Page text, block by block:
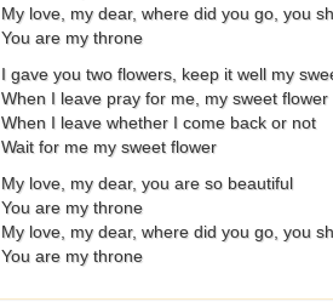
My love, my dear, where did you go, you
You are my throne
I gave you two flowers, keep it well my
When I leave pray for me, my sweet flower
When I leave whether I come back or not
Wait for me my sweet flower
My love, my dear, you are so beautiful
You are my throne
My love, my dear, where did you go, you
You are my throne